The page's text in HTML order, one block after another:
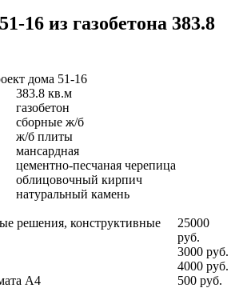
16 из газобетона 383.8
383.8 кв.м
газобетон
сборные ж/б
ж/б плиты
мансардная
цементно-песчаная черепица
облицовочный кирпич
натуральный камень
решения, конструктивные
25000
руб.
3000 руб.
4000 руб.
А4
500 руб.